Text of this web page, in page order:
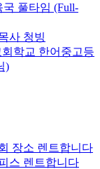
풀타임 (Full-
사 청빙
학교 한어중고등
)
장소 렌트합니다
스 렌트합니다